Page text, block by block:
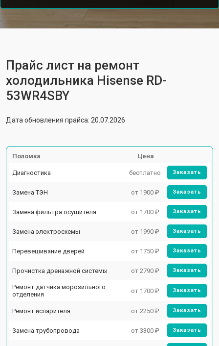
Прайс лист на ремонт
холодильника Hisense RD-
53WR4SBY
Дата обновления прайса: 20.07.2026
Поломка Цена
Диагностика бесплатно Заказать
Замена ТЭН от 1900 ₽ Заказать
Замена фильтра осушителя от 1700 ₽ Заказать
Замена электросхемы от 1990 ₽ Заказать
Перевешивание дверей от 1750 ₽ Заказать
Прочистка дренажной системы от 2790 ₽ Заказать
Ремонт датчика морозильного
отделения
от 1700 ₽ Заказать
Ремонт испарителя от 2250 ₽ Заказать
Замена трубопровода от 3300 ₽ Заказать